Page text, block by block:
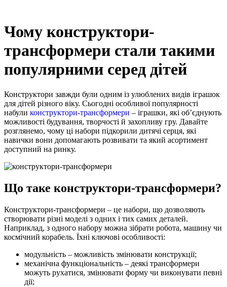
Чому конструктори-
трансформери стали такими
популярними серед дітей
Конструктори завжди були одним із улюблених видів іграшок
для дітей різного віку. Сьогодні особливої популярності
набули конструктори-трансформери – іграшки, які об’єднують
можливості будування, творчості й захопливу гру. Давайте
розглянемо, чому ці набори підкорили дитячі серця, які
навички вони допомагають розвивати та який асортимент
доступний на ринку.
Що таке конструктори-трансформери?
Конструктори-трансформери – це набори, що дозволяють
створювати різні моделі з одних і тих самих деталей.
Наприклад, з одного набору можна зібрати робота, машину чи
космічний корабель. Їхні ключові особливості:
модульність – можливість змінювати конструкції;
механічна функціональність – деякі трансформери
можуть рухатися, змінювати форму чи виконувати певні
дії;